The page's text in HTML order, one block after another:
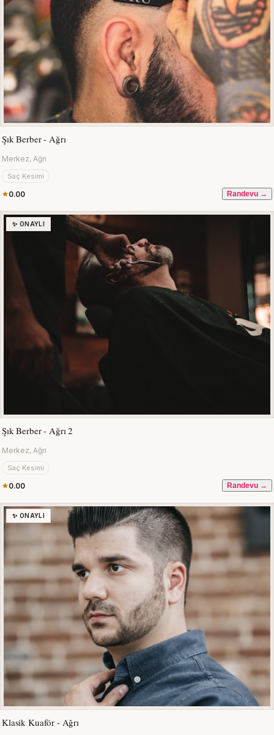
Şık Berber - Ağrı
Merkez, Ağrı
Saç Kesimi
0.00 Randevu →
✨ ONAYLI
Şık Berber - Ağrı 2
Merkez, Ağrı
Saç Kesimi
0.00 Randevu →
✨ ONAYLI
Klasik Kuaför - Ağrı